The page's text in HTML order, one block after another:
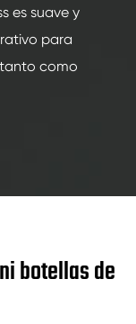
es suave y
para
como
botellas de